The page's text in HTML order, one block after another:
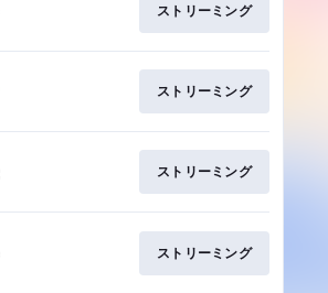
ストリーミング
ストリーミング
ストリーミング
ストリーミング